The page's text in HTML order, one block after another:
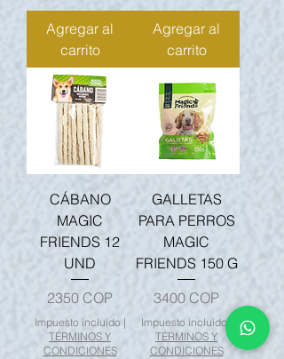
Agregar al
carrito
Agregar al
carrito
CÁBANO
MAGIC
FRIENDS 12
UND
Precio
2350 COP
Impuesto incluido |
TÉRMINOS Y
CONDICIONES
GALLETAS
PARA PERROS
MAGIC
FRIENDS 150 G
Precio
3400 COP
Impuesto incluido|
TÉRMINOS Y
CONDICIONES